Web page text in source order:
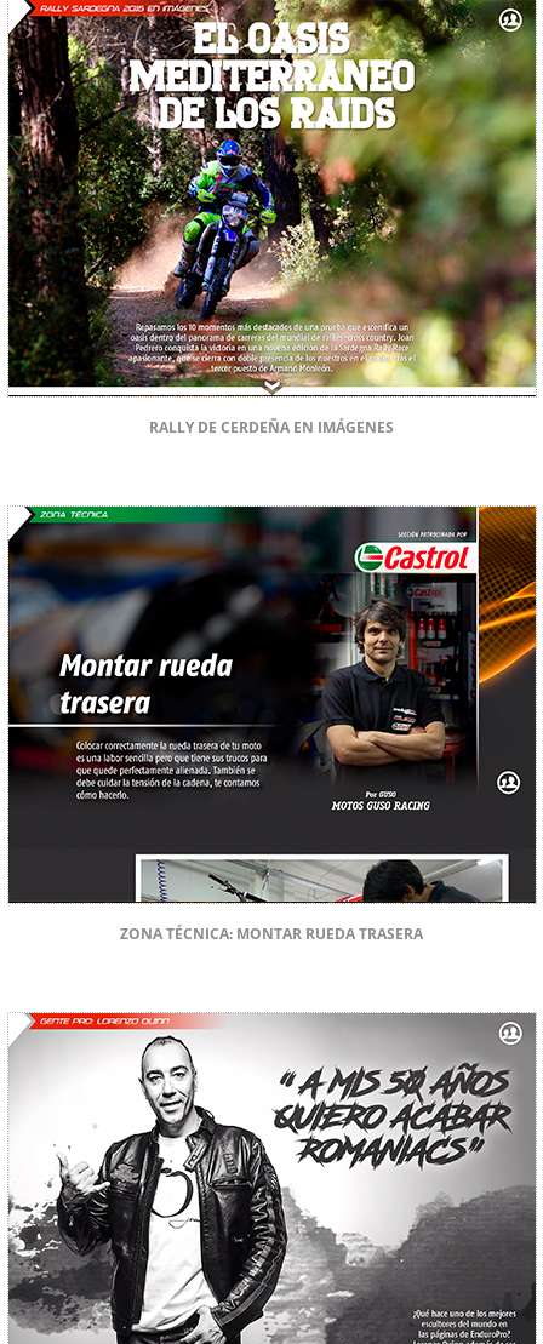
RALLY DE CERDEÑA EN IMÁGENES
ZONA TÉCNICA: MONTAR RUEDA TRASERA